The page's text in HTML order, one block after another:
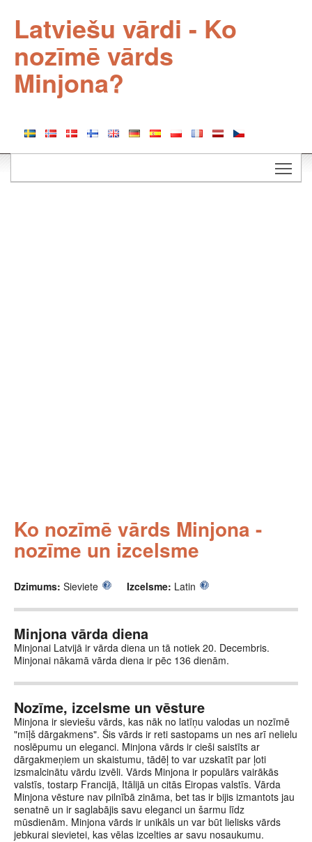
Latviešu vārdi - Ko
nozīmē vārds
Minjona?
Ko nozīmē vārds Minjona -
nozīme un izcelsme
Dzimums: Sieviete Izcelsme: Latin
Minjona vārda diena
Minjonai Latvijā ir vārda diena un tā notiek 20. Decembris.
Minjonai nākamā vārda diena ir pēc 136 dienām.
Nozīme, izcelsme un vēsture
Minjona ir sieviešu vārds, kas nāk no latīņu valodas un nozīmē
"mīļš dārgakmens". Šis vārds ir reti sastopams un nes arī nelielu
noslēpumu un eleganci. Minjona vārds ir cieši saistīts ar
dārgakmeņiem un skaistumu, tādēļ to var uzskatīt par ļoti
izsmalcinātu vārdu izvēli. Vārds Minjona ir populārs vairākās
valstīs, tostarp Francijā, Itālijā un citās Eiropas valstīs. Vārda
Minjona vēsture nav pilnībā zināma, bet tas ir bijis izmantots jau
senatnē un ir saglabājis savu eleganci un šarmu līdz
mūsdienām. Minjona vārds ir unikāls un var būt lielisks vārds
jebkurai sievietei, kas vēlas izcelties ar savu nosaukumu.